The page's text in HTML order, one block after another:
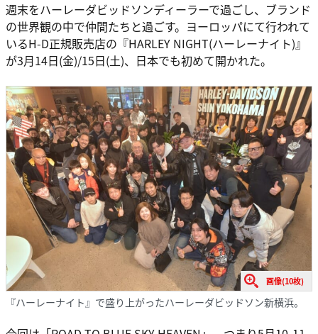
週末をハーレーダビッドソンディーラーで過ごし、ブランド
の世界観の中で仲間たちと過ごす。ヨーロッパにて行われて
いるH-D正規販売店の『HARLEY NIGHT(ハーレーナイト)』
が3月14日(金)/15日(土)、日本でも初めて開かれた。
画像(10枚)
『ハーレーナイト』で盛り上がったハーレーダビッドソン新横浜。